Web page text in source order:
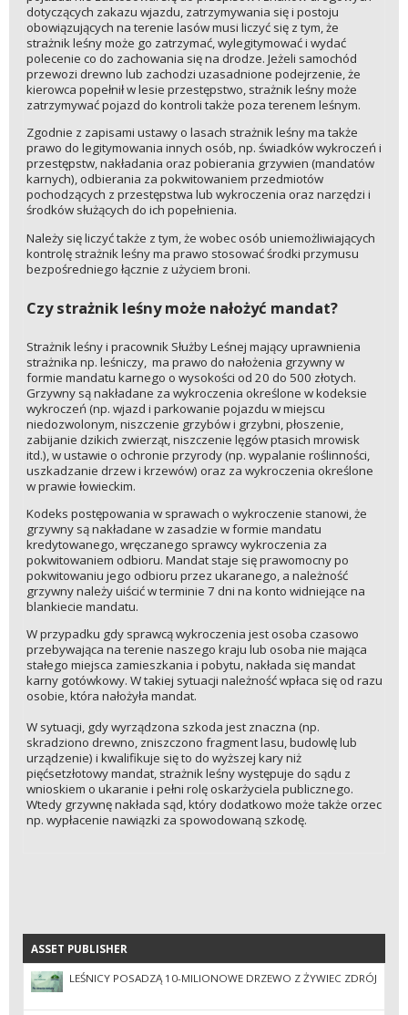
dotyczących zakazu wjazdu, zatrzymywania się i postoju
obowiązujących na terenie lasów musi liczyć się z tym, że
strażnik leśny może go zatrzymać, wylegitymować i wydać
polecenie co do zachowania się na drodze. Jeżeli samochód
przewozi drewno lub zachodzi uzasadnione podejrzenie, że
kierowca popełnił w lesie przestępstwo, strażnik leśny może
zatrzymywać pojazd do kontroli także poza terenem leśnym.
Zgodnie z zapisami ustawy o lasach strażnik leśny ma także
prawo do legitymowania innych osób, np. świadków wykroczeń i
przestępstw, nakładania oraz pobierania grzywien (mandatów
karnych), odbierania za pokwitowaniem przedmiotów
pochodzących z przestępstwa lub wykroczenia oraz narzędzi i
środków służących do ich popełnienia.
Należy się liczyć także z tym, że wobec osób uniemożliwiających
kontrolę strażnik leśny ma prawo stosować środki przymusu
bezpośredniego łącznie z użyciem broni.
Czy strażnik leśny może nałożyć mandat?
Strażnik leśny i pracownik Służby Leśnej mający uprawnienia
strażnika np. leśniczy, ma prawo do nałożenia grzywny w
formie mandatu karnego o wysokości od 20 do 500 złotych.
Grzywny są nakładane za wykroczenia określone w kodeksie
wykroczeń (np. wjazd i parkowanie pojazdu w miejscu
niedozwolonym, niszczenie grzybów i grzybni, płoszenie,
zabijanie dzikich zwierząt, niszczenie lęgów ptasich mrowisk
itd.), w ustawie o ochronie przyrody (np. wypalanie roślinności,
uszkadzanie drzew i krzewów) oraz za wykroczenia określone
w prawie łowieckim.
Kodeks postępowania w sprawach o wykroczenie stanowi, że
grzywny są nakładane w zasadzie w formie mandatu
kredytowanego, wręczanego sprawcy wykroczenia za
pokwitowaniem odbioru. Mandat staje się prawomocny po
pokwitowaniu jego odbioru przez ukaranego, a należność
grzywny należy uiścić w terminie 7 dni na konto widniejące na
blankiecie mandatu.
W przypadku gdy sprawcą wykroczenia jest osoba czasowo
przebywająca na terenie naszego kraju lub osoba nie mająca
stałego miejsca zamieszkania i pobytu, nakłada się mandat
karny gotówkowy. W takiej sytuacji należność wpłaca się od razu
osobie, która nałożyła mandat.
W sytuacji, gdy wyrządzona szkoda jest znaczna (np.
skradziono drewno, zniszczono fragment lasu, budowlę lub
urządzenie) i kwalifikuje się to do wyższej kary niż
pięćsetzłotowy mandat, strażnik leśny występuje do sądu z
wnioskiem o ukaranie i pełni rolę oskarżyciela publicznego.
Wtedy grzywnę nakłada sąd, który dodatkowo może także orzec
np. wypłacenie nawiązki za spowodowaną szkodę.
ASSET PUBLISHER
ASSET PUBLISHER
LEŚNICY POSADZĄ 10-MILIONOWE DRZEWO Z ŻYWIEC ZDRÓJ